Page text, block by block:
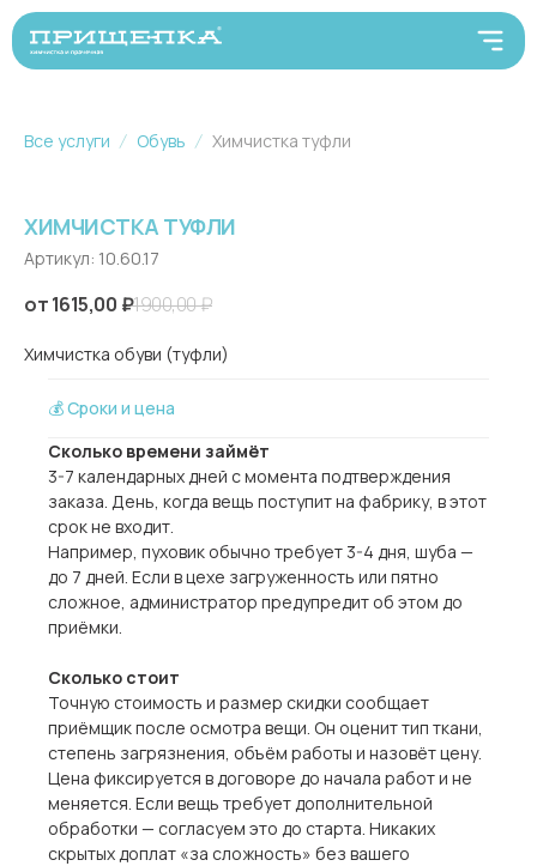
Все услуги Обувь Химчистка туфли
ХИМЧИСТКА ТУФЛИ
Артикул: 10.60.17
1615,00 ₽1900,00₽
Химчистка обуви (туфли)
💰 Сроки и цена
Сколько времени займёт
3-7 календарных дней с момента подтверждения
заказа. День, когда вещь поступит на фабрику, в этот
срок не входит.
Например, пуховик обычно требует 3-4 дня, шуба —
до 7 дней. Если в цехе загруженность или пятно
сложное, администратор предупредит об этом до
приёмки.
Сколько стоит
Точную стоимость и размер скидки сообщает
приёмщик после осмотра вещи. Он оценит тип ткани,
степень загрязнения, объём работы и назовёт цену.
Цена фиксируется в договоре до начала работ и не
меняется. Если вещь требует дополнительной
обработки — согласуем это до старта. Никаких
скрытых доплат «за сложность» без вашего